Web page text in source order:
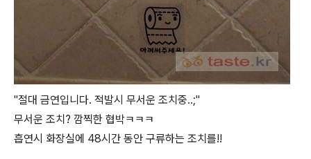
"절대 금연입니다. 적발시 무서운 조치중..;"
무서운 조치? 깜찍한 협박ㅋㅋㅋ
흡연시 화장실에 48시간 동안 구류하는 조치를!!